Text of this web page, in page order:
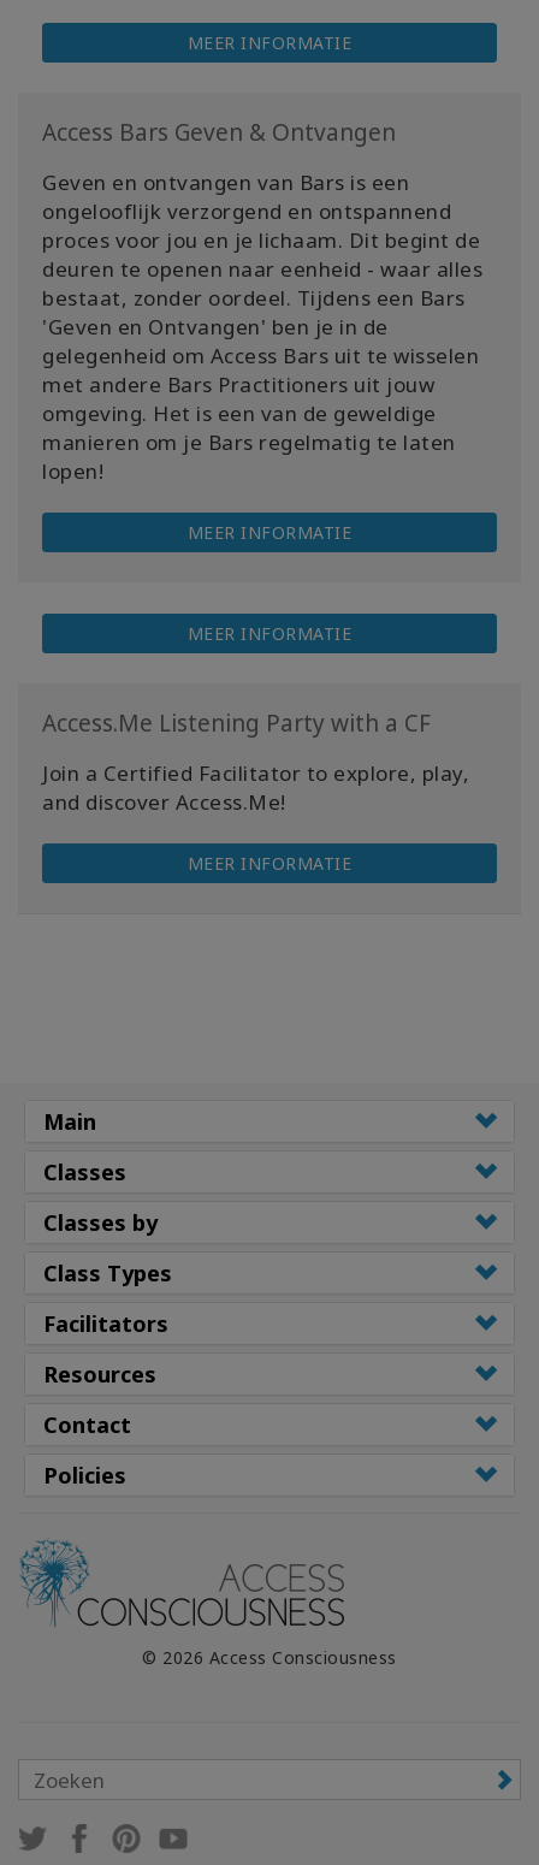
MEER INFORMATIE
Access Bars Geven & Ontvangen
Geven en ontvangen van Bars is een
ongelooflijk verzorgend en ontspannend
proces voor jou en je lichaam. Dit begint de
deuren te openen naar eenheid - waar alles
bestaat, zonder oordeel. Tijdens een Bars
'Geven en Ontvangen' ben je in de
gelegenheid om Access Bars uit te wisselen
met andere Bars Practitioners uit jouw
omgeving. Het is een van de geweldige
manieren om je Bars regelmatig te laten
lopen!
MEER INFORMATIE
MEER INFORMATIE
Access.Me Listening Party with a CF
Join a Certified Facilitator to explore, play,
and discover Access.Me!
MEER INFORMATIE
Main
Classes
Classes by
Class Types
Facilitators
Resources
Contact
Policies
© 2026 Access Consciousness